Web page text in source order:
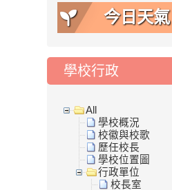
今日天氣
學校行政
All
學校概況
校徽與校歌
歷任校長
學校位置圖
行政單位
校長室